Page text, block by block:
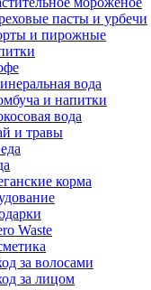
пасты и урбечи
и пирожные
вода
и напитки
вода
и травы
корма
Waste
за волосами
за лицом